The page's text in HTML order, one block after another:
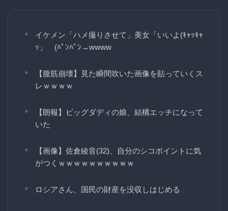
イケメン「ハメ撮りさせて」美女「いいよ(ｷｬｯｷｬ
ｯ」 (ﾊﾟﾝﾊﾟﾝ→wwww
【腹筋崩壊】見た瞬間吹いた画像を貼っていくス
レｗｗｗｗ
【朗報】ビッグダディの娘、結構エッチになって
いた
【画像】佐倉綾音(32)、自分のシコポイントに気
がつくｗｗｗｗｗｗｗｗｗｗ
ロシアさん、国民の財産を没収しはじめる